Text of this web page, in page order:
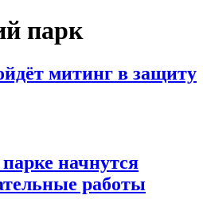
парк
митинг в защиту
начнутся
работы